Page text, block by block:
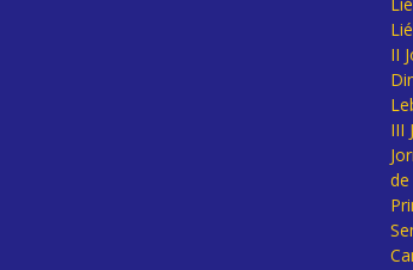
II
III